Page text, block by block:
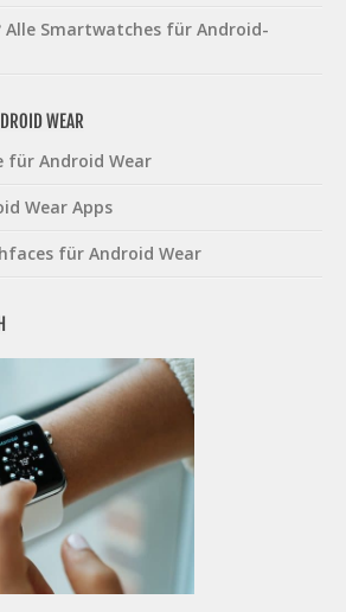
Smartwatches für Android-
WEAR
für Android Wear
Wear Apps
für Android Wear